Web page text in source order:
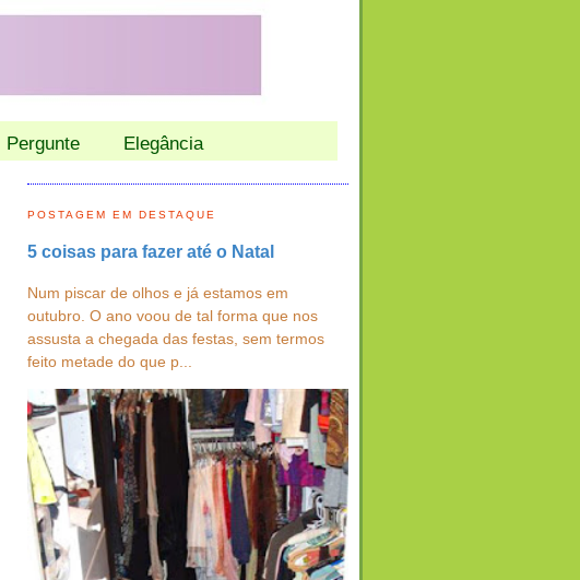
Pergunte Elegância
POSTAGEM EM DESTAQUE
5 coisas para fazer até o Natal
Num piscar de olhos e já estamos em
outubro. O ano voou de tal forma que nos
assusta a chegada das festas, sem termos
feito metade do que p...